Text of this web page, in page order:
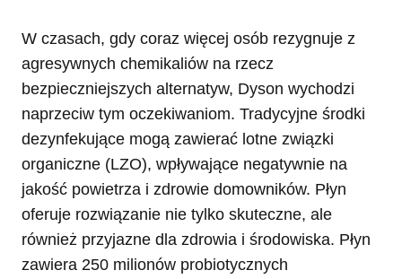
W czasach, gdy coraz więcej osób rezygnuje z
agresywnych chemikaliów na rzecz
bezpieczniejszych alternatyw, Dyson wychodzi
naprzeciw tym oczekiwaniom. Tradycyjne środki
dezynfekujące mogą zawierać lotne związki
organiczne (LZO), wpływające negatywnie na
jakość powietrza i zdrowie domowników. Płyn
oferuje rozwiązanie nie tylko skuteczne, ale
również przyjazne dla zdrowia i środowiska. Płyn
zawiera 250 milionów probiotycznych